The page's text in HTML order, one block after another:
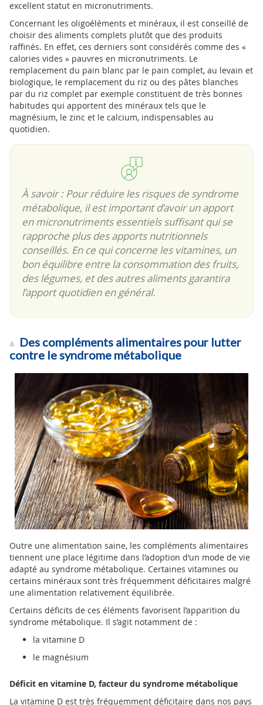
excellent statut en micronutriments.
Concernant les oligoéléments et minéraux, il est conseillé de
choisir des aliments complets plutôt que des produits
raffinés. En effet, ces derniers sont considérés comme des «
calories vides » pauvres en micronutriments. Le
remplacement du pain blanc par le pain complet, au levain et
biologique, le remplacement du riz ou des pâtes blanches
par du riz complet par exemple constituent de très bonnes
habitudes qui apportent des minéraux tels que le
magnésium, le zinc et le calcium, indispensables au
quotidien.
À savoir : Pour réduire les risques de syndrome
métabolique, il est important d’avoir un apport
en micronutriments essentiels suffisant qui se
rapproche plus des apports nutritionnels
conseillés. En ce qui concerne les vitamines, un
bon équilibre entre la consommation des fruits,
des légumes, et des autres aliments garantira
l’apport quotidien en général.
Des compléments alimentaires pour lutter
contre le syndrome métabolique
Outre une alimentation saine, les compléments alimentaires
tiennent une place légitime dans l’adoption d’un mode de vie
adapté au syndrome métabolique. Certaines vitamines ou
certains minéraux sont très fréquemment déficitaires malgré
une alimentation relativement équilibrée.
Certains déficits de ces éléments favorisent l’apparition du
syndrome métabolique. Il s’agit notamment de :
la vitamine D
le magnésium
Déficit en vitamine D, facteur du syndrome métabolique
La vitamine D est très fréquemment déficitaire dans nos pays